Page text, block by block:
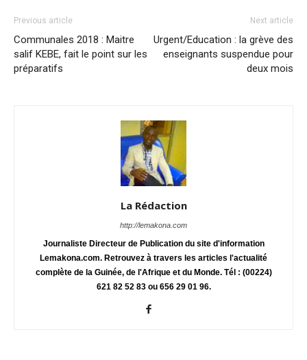
Previous article
Communales 2018 : Maitre
salif KEBE, fait le point sur les
préparatifs
Next article
Urgent/Education : la grève des
enseignants suspendue pour
deux mois
La Rédaction
http://lemakona.com
Journaliste Directeur de Publication du site d'information
Lemakona.com. Retrouvez à travers les articles l'actualité
complète de la Guinée, de l'Afrique et du Monde. Tél : (00224)
621 82 52 83 ou 656 29 01 96.